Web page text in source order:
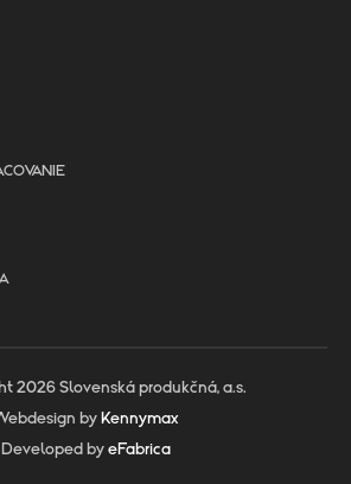
2026 Slovenská produkčná, a.s.
by Kennymax
Developed by eFabrica